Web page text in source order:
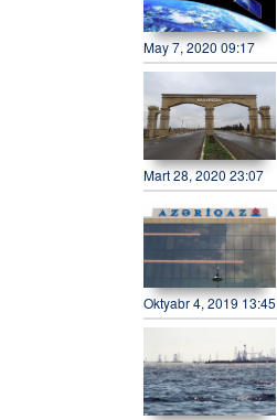
May 7, 2020 09:17
Mart 28, 2020 23:07
Oktyabr 4, 2019 13:45